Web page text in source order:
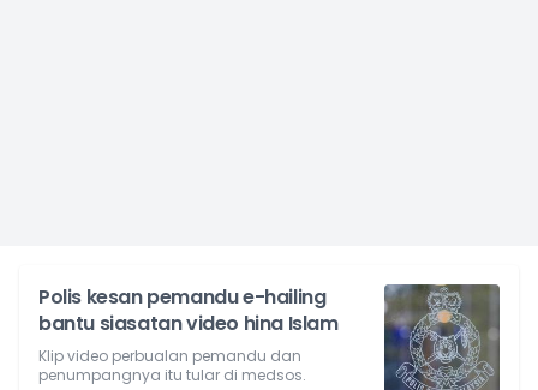
Polis kesan pemandu e-hailing
bantu siasatan video hina Islam
Klip video perbualan pemandu dan
penumpangnya itu tular di medsos.